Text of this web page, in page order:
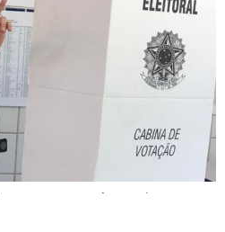
compromissos de